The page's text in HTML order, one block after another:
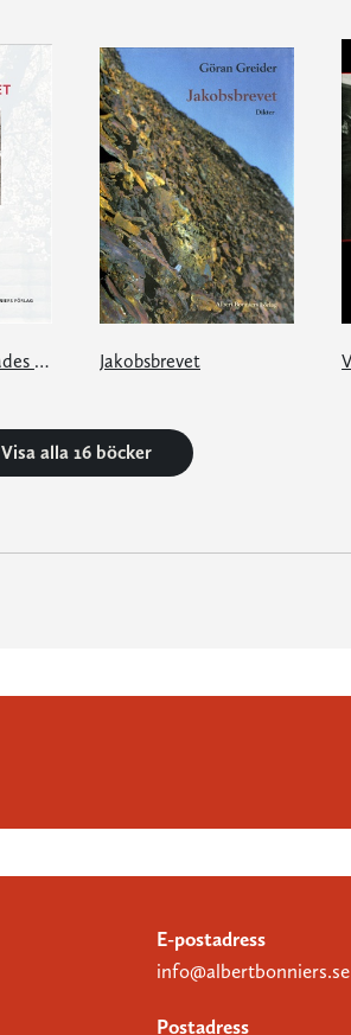
Bakom TV'n ändrades ljuset Jakobsbrevet
Visa alla 16 böcker
E-postadress
info@albertbonniers.se
Postadress